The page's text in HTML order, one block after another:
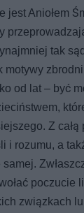
jest Aniołem
tak
od lat – być
Z całą
i rozumu, a
poczucie
związkach